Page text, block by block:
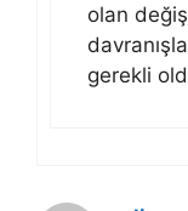
olan
gerekli